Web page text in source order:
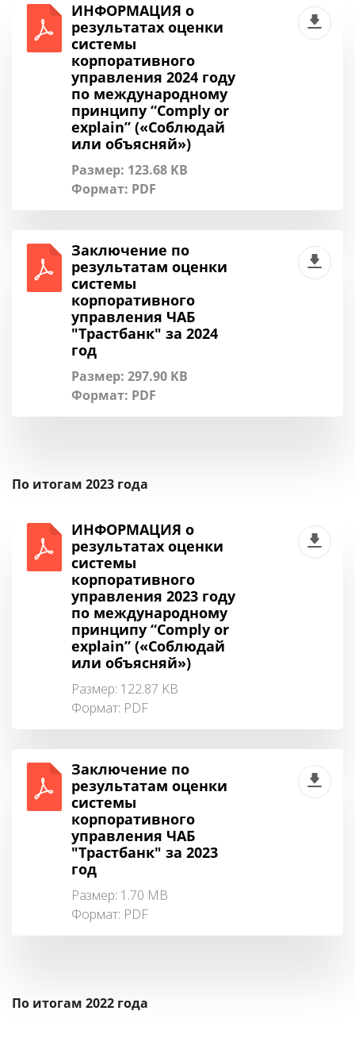
ИНФОРМАЦИЯ о
результатах оценки
системы
корпоративного
управления 2024 году
по международному
принципу “Comply or
explain” («Соблюдай
или объясняй»)
Размер: 123.68 KB
Формат: PDF
Заключение по
результатам оценки
системы
корпоративного
управления ЧАБ
"Трастбанк" за 2024
год
Размер: 297.90 KB
Формат: PDF
По итогам 2023 года
ИНФОРМАЦИЯ о
результатах оценки
системы
корпоративного
управления 2023 году
по международному
принципу “Comply or
explain” («Соблюдай
или объясняй»)
Размер: 122.87 KB
Формат: PDF
Заключение по
результатам оценки
системы
корпоративного
управления ЧАБ
"Трастбанк" за 2023
год
Размер: 1.70 MB
Формат: PDF
По итогам 2022 года